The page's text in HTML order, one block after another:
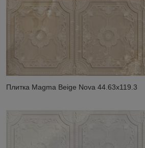
Плитка Magma Beige Nova 44.63x119.3